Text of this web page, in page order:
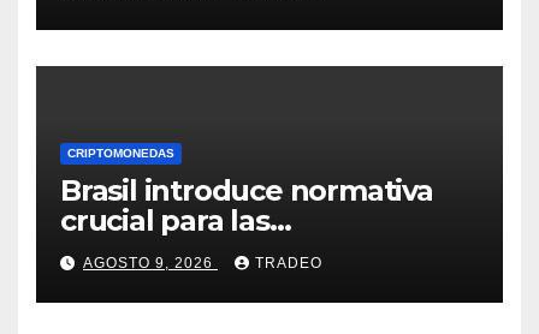
CRIPTOMONEDAS
Brasil introduce normativa
crucial para las
criptomonedas: ¿Llegó el fin
de las transferencias
instantáneas?
AGOSTO 9, 2026 TRADEO